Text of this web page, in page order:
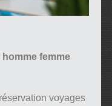
femme
voyages